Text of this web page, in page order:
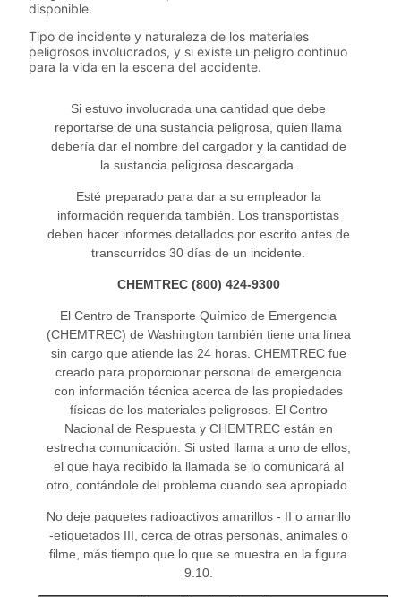
disponible.
Tipo de incidente y naturaleza de los materiales
peligrosos involucrados, y si existe un peligro continuo
para la vida en la escena del accidente.
Si estuvo involucrada una cantidad que debe
reportarse de una sustancia peligrosa, quien llama
debería dar el nombre del cargador y la cantidad de
la sustancia peligrosa descargada.
Esté preparado para dar a su empleador la
información requerida también. Los transportistas
deben hacer informes detallados por escrito antes de
transcurridos 30 días de un incidente.
CHEMTREC (800) 424-9300
El Centro de Transporte Químico de Emergencia
(CHEMTREC) de Washington también tiene una línea
sin cargo que atiende las 24 horas. CHEMTREC fue
creado para proporcionar personal de emergencia
con información técnica acerca de las propiedades
físicas de los materiales peligrosos. El Centro
Nacional de Respuesta y CHEMTREC están en
estrecha comunicación. Si usted llama a uno de ellos,
el que haya recibido la llamada se lo comunicará al
otro, contándole del problema cuando sea apropiado.
No deje paquetes radioactivos amarillos - II o amarillo
-etiquetados III, cerca de otras personas, animales o
filme, más tiempo que lo que se muestra en la figura
9.10.